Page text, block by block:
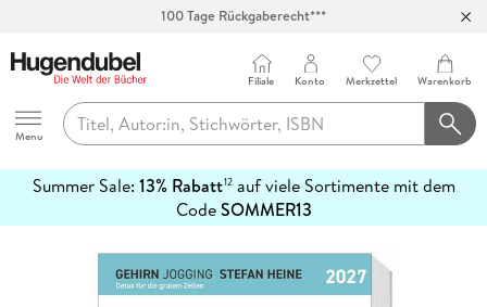
100 Tage Rückgaberecht***
Hugendubel
Menu
Filiale Konto Merkzettel Warenkorb
Summer Sale: 13% Rabatt12auf viele Sortimente mit dem
CodeSOMMER13
erfahren